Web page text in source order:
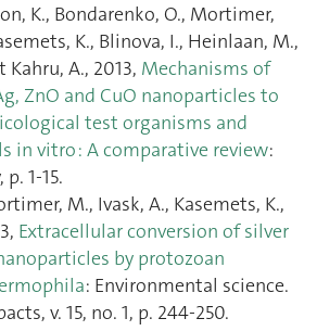
K., Bondarenko, O., Mortimer,
K., Blinova, I., Heinlaan, M.,
Kahru, A., 2013, Mechanisms of
ZnO and CuO nanoparticles to
test organisms and
in vitro : A comparative review:
1‑15.
M., Ivask, A., Kasemets, K.,
Extracellular conversion of silver
by protozoan
: Environmental science.
v. 15, no. 1, p. 244‑250.